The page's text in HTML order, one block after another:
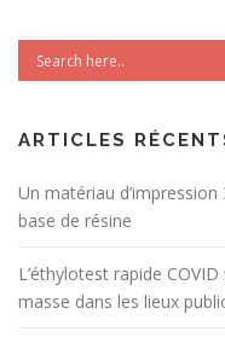
ARTICLES
Un matériau
base de résine
L’éthylotest rapide
masse dans les lieux